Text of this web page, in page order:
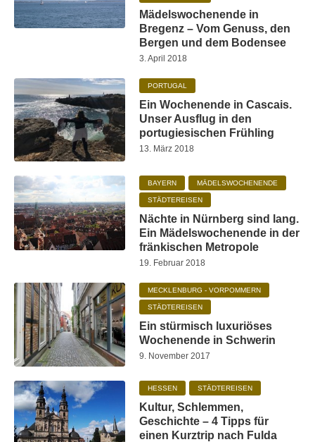
Mädelswochenende in
Bregenz – Vom Genuss, den
Bergen und dem Bodensee
3. April 2018
PORTUGAL
Ein Wochenende in Cascais.
Unser Ausflug in den
portugiesischen Frühling
13. März 2018
BAYERN MÄDELSWOCHENENDE
STÄDTEREISEN
Nächte in Nürnberg sind lang.
Ein Mädelswochenende in der
fränkischen Metropole
19. Februar 2018
MECKLENBURG - VORPOMMERN
STÄDTEREISEN
Ein stürmisch luxuriöses
Wochenende in Schwerin
9. November 2017
HESSEN STÄDTEREISEN
Kultur, Schlemmen,
Geschichte – 4 Tipps für
einen Kurztrip nach Fulda